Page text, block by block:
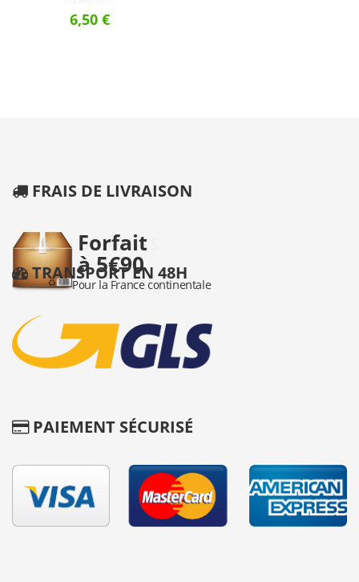
6,50 €
FRAIS DE LIVRAISON
TRANSPORT EN 48H
PAIEMENT SÉCURISÉ